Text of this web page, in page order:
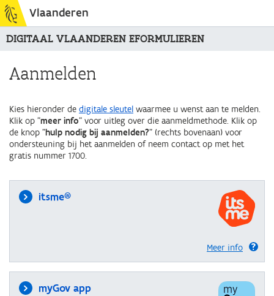
Vlaanderen
DIGITAAL VLAANDEREN EFORMULIEREN
Aanmelden
Kies hieronder de digitale sleutel waarmee u wenst aan te melden.
Klik op "meer info" voor uitleg over die aanmeldmethode. Klik op
de knop "hulp nodig bij aanmelden?" (rechts bovenaan) voor
ondersteuning bij het aanmelden of neem contact op met het
gratis nummer 1700.
itsme®
Meer info
myGov app